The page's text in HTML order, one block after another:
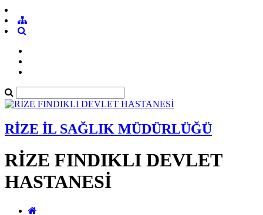
RİZE İL SAĞLIK MÜDÜRLÜĞÜ
RİZE FINDIKLI DEVLET
HASTANESİ